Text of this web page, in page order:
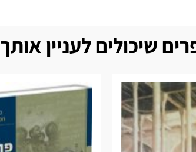
שיכולים לעניין אותך